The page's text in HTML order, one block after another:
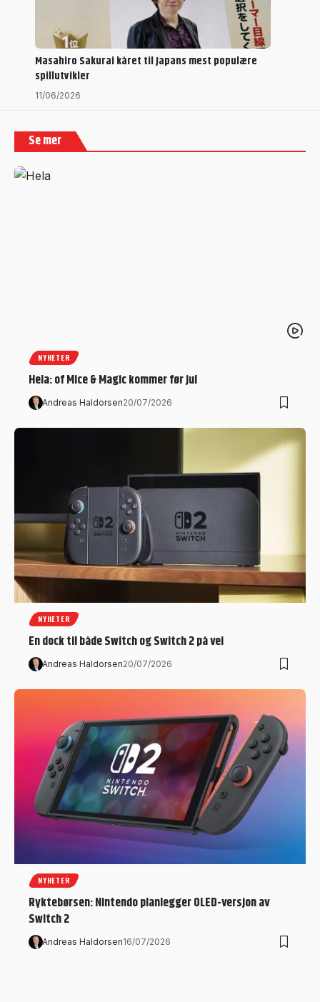
Masahiro Sakurai kåret til Japans mest populære
spillutvikler
11/06/2026
Se mer
NYHETER
Hela: of Mice & Magic kommer før jul
Andreas Haldorsen20/07/2026
NYHETER
En dock til både Switch og Switch 2 på vei
Andreas Haldorsen20/07/2026
NYHETER
Ryktebørsen: Nintendo planlegger OLED-versjon av
Switch 2
Andreas Haldorsen16/07/2026